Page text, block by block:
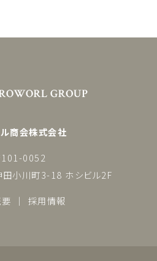
商会株式会社
101-0052
小川町3-18 ホシビル2F
採用情報